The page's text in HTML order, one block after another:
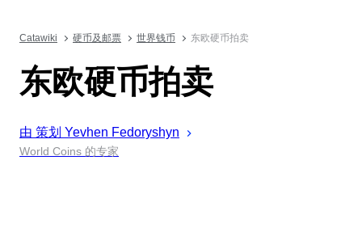
Catawiki 硬币及邮票 世界钱币 东欧硬币拍卖
东欧硬币拍卖
由 策划 Yevhen Fedoryshyn
World Coins 的专家